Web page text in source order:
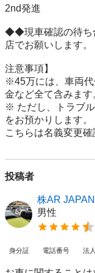
2nd発進
◆◆現車確認の待ち
店でお願いします。
注意事項】
※45万には、車両
金など全て含みます
※ ただし、トラブ
をお預かりします。
こちらは名義変更確
投稿者
株AR JAPAN
男性
身分証 電話番号 法